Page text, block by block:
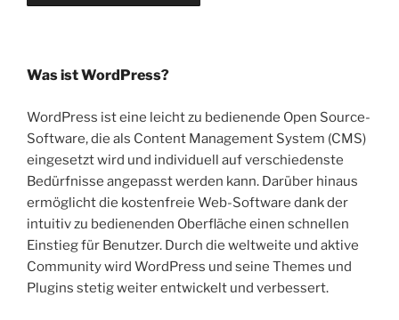
Was ist WordPress?
WordPress ist eine leicht zu bedienende Open Source-
Software, die als Content Management System (CMS)
eingesetzt wird und individuell auf verschiedenste
Bedürfnisse angepasst werden kann. Darüber hinaus
ermöglicht die kostenfreie Web-Software dank der
intuitiv zu bedienenden Oberfläche einen schnellen
Einstieg für Benutzer. Durch die weltweite und aktive
Community wird WordPress und seine Themes und
Plugins stetig weiter entwickelt und verbessert.